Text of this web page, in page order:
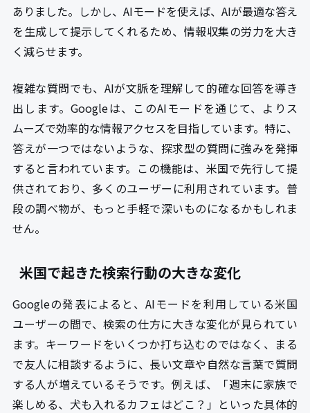
ありました。しかし、AIモードを使えば、AIが最適な答え
を生成して提示してくれるため、情報収集の労力を大き
く減らせます。
複雑な質問でも、AIが文脈を理解して的確な回答を導き
出します。Googleは、このAIモードを通じて、よりス
ムーズで効率的な情報アクセスを目指しています。特に、
答えが一つではないような、探求型の質問に強みを発揮
すると言われています。この機能は、米国で先行して提
供されており、多くのユーザーに利用されています。普
段の調べ物が、もっと手軽で深いものになるかもしれま
せん。
米国で起きた検索行動の大きな変化
Googleの発表によると、AIモードを利用している米国
ユーザーの間で、検索の仕方に大きな変化が見られてい
ます。キーワードをいくつか打ち込むのではなく、まる
で友人に相談するように、長い文章や自然な言葉で質問
する人が増えているそうです。例えば、「週末に家族で
楽しめる、犬も入れるカフェはどこ？」といった具体的